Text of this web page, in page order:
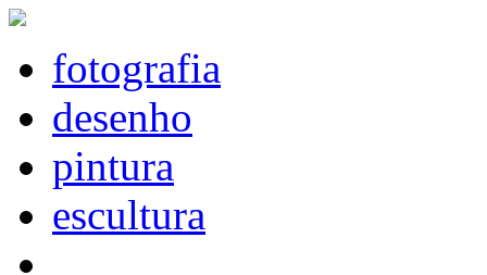
fotografia
desenho
pintura
escultura